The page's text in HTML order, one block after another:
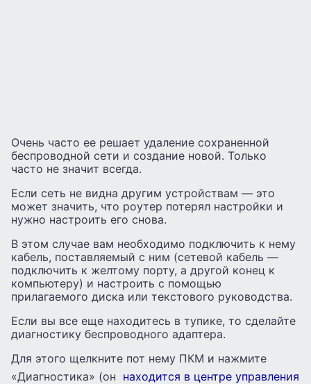
Очень часто ее решает удаление сохраненной
беспроводной сети и создание новой. Только
часто не значит всегда.
Если сеть не видна другим устройствам — это
может значить, что роутер потерял настройки и
нужно настроить его снова.
В этом случае вам необходимо подключить к нему
кабель, поставляемый с ним (сетевой кабель —
подключить к желтому порту, а другой конец к
компьютеру) и настроить с помощью
прилагаемого диска или текстового руководства.
Если вы все еще находитесь в тупике, то сделайте
диагностику беспроводного адаптера.
Для этого щелкните пот нему ПКМ и нажмите
«Диагностика» (он находится в центре управления